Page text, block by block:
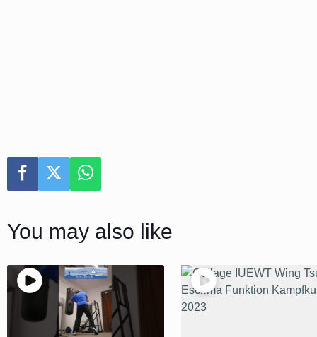
You may also like